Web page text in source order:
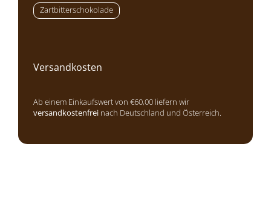
Zartbitterschokolade
Versandkosten
Ab einem Einkaufswert von €60,00 liefern wir
versandkostenfrei nach Deutschland und Österreich.